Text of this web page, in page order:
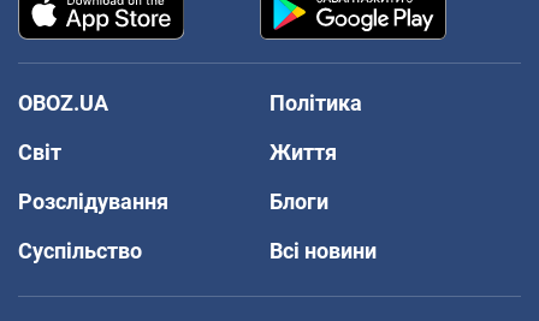
OBOZ.UA
Політика
Світ
Життя
Розслідування
Блоги
Суспільство
Всі новини